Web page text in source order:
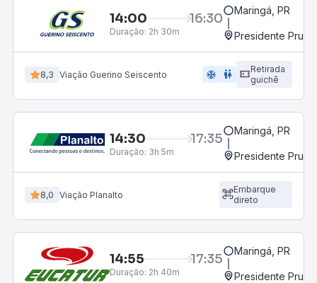
14:00 16:30
Duração: 2h 30m
Maringá, PR
Presidente
8,3 Viação Guerino Seiscento ac_unit wc
Retirada
guichê
14:30 17:35
Duração: 3h 5m
Maringá, PR
Presidente
8,0 Viação Planalto
Embarque
direto
14:55 17:35
Duração: 2h 40m
Maringá, PR
Presidente